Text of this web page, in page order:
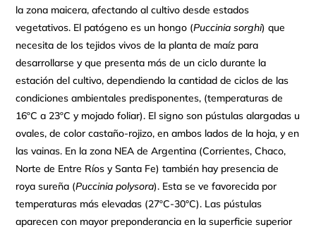
la zona maicera, afectando al cultivo desde estados
vegetativos. El patógeno es un hongo (Puccinia sorghi) que
necesita de los tejidos vivos de la planta de maíz para
desarrollarse y que presenta más de un ciclo durante la
estación del cultivo, dependiendo la cantidad de ciclos de las
condiciones ambientales predisponentes, (temperaturas de
16ºC a 23ºC y mojado foliar). El signo son pústulas alargadas u
ovales, de color castaño-rojizo, en ambos lados de la hoja, y en
las vainas. En la zona NEA de Argentina (Corrientes, Chaco,
Norte de Entre Ríos y Santa Fe) también hay presencia de
roya sureña (Puccinia polysora). Esta se ve favorecida por
temperaturas más elevadas (27ºC-30°C). Las pústulas
aparecen con mayor preponderancia en la superficie superior